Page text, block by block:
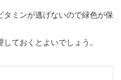
タミンが逃げないので緑色が保
ておくとよいでしょう。